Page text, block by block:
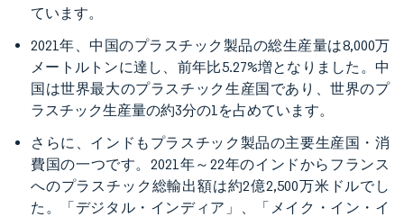
ています。
2021年、中国のプラスチック製品の総生産量は8,000万
メートルトンに達し、前年比5.27%増となりました。中
国は世界最大のプラスチック生産国であり、世界のプ
ラスチック生産量の約3分の1を占めています。
さらに、インドもプラスチック製品の主要生産国・消
費国の一つです。2021年～22年のインドからフランス
へのプラスチック総輸出額は約2億2,500万米ドルでし
た。「デジタル・インディア」、「メイク・イン・イ